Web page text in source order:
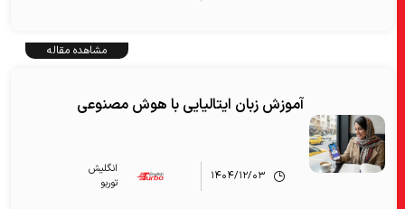
مشاهده مقاله
آموزش زبان ایتالیایی با هوش مصنوعی
۱۴۰۴/۱۲/۰۳
انگلیش‌
توربو